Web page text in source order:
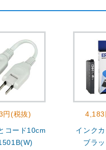
円(税抜)
コード10cm
4,183
インク
ブラ